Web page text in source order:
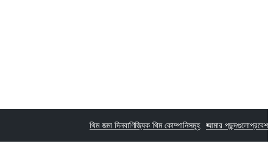
থিম জমা দিনবাণিজ্যিক থিম কোম্পানিসমূহ আমার পছন্দগুলোপ্রবেশ